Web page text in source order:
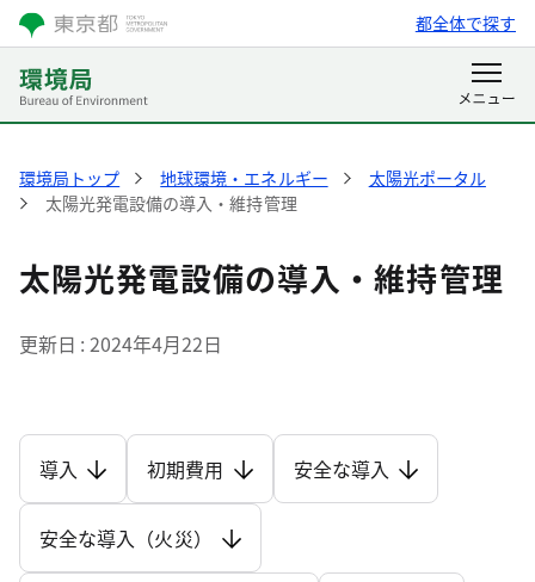
都全体で探す
環境局トップ 地球環境・エネルギー
太陽光ポータル
太陽光発電設備の導入・維持管理
太陽光発電設備の導入・維持管理
更新日 2024年4月22日
導入 初期費用 安全な導入
安全な導入（火災）